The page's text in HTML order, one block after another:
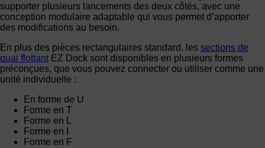
supporter plusieurs lancements des deux côtés, avec une
conception modulaire adaptable qui vous permet d’apporter
des modifications au besoin.
En plus des pièces rectangulaires standard, les sections de
quai flottant EZ Dock sont disponibles en plusieurs formes
préconçues, que vous pouvez connecter ou utiliser comme une
unité individuelle :
En forme de U
Forme en T
Forme en L
Forme en I
Forme en F